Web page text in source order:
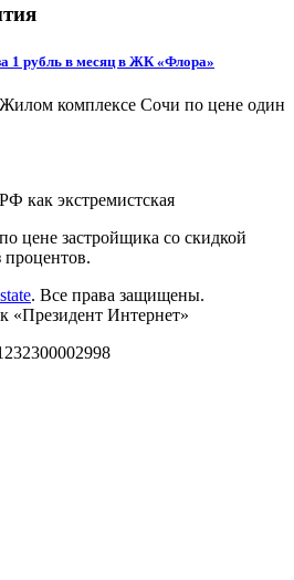
1 рубль в месяц в ЖК «Флора»
комплексе Сочи по цене один
как экстремистская
по цене застройщика со скидкой
процентов.
. Все права защищены.
«Президент Интернет»